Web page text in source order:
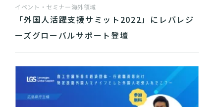
イベント・セミナー海外領域
「外国人活躍支援サミット2022」にレバレジ
ーズグローバルサポート登壇